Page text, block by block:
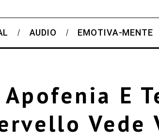
AUDIO EMOTIVA-MENTE
E
Vede